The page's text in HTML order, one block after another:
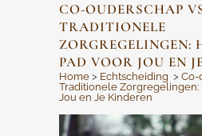
CO-OUDERSCHAP
TRADITIONELE
ZORGREGELINGEN:
PAD VOOR JOU EN
Home > Echtscheiding > Co-
Traditionele Zorgregelingen:
Jou en Je Kinderen